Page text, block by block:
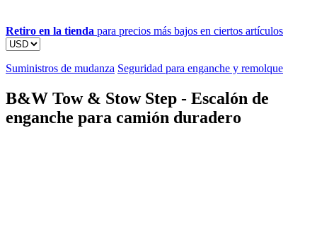
Retiro en la tienda para precios más bajos en ciertos artículos
Suministros de mudanza Seguridad para enganche y remolque
B&W Tow & Stow Step - Escalón de
enganche para camión duradero